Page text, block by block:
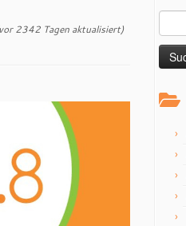
2342 Tagen aktualisiert)
nach: